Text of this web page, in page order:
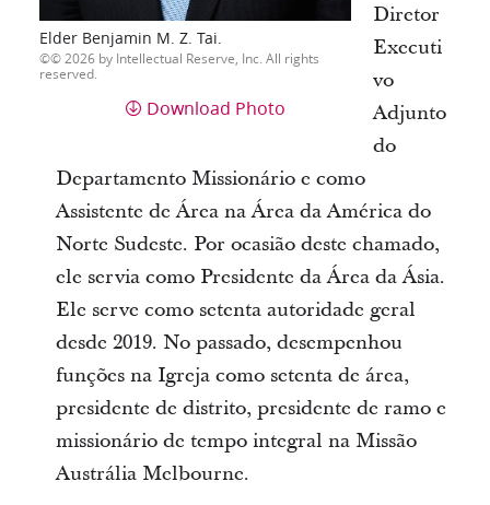
Elder Benjamin M. Z. Tai.
© 2026 by Intellectual Reserve, Inc. All rights
reserved.
Download Photo
Diretor
Executi
vo
Adjunto
do
Departamento Missionário e como
Assistente de Área na Área da América do
Norte Sudeste. Por ocasião deste chamado,
ele servia como Presidente da Área da Ásia.
Ele serve como setenta autoridade geral
desde 2019. No passado, desempenhou
funções na Igreja como setenta de área,
presidente de distrito, presidente de ramo e
missionário de tempo integral na Missão
Austrália Melbourne.